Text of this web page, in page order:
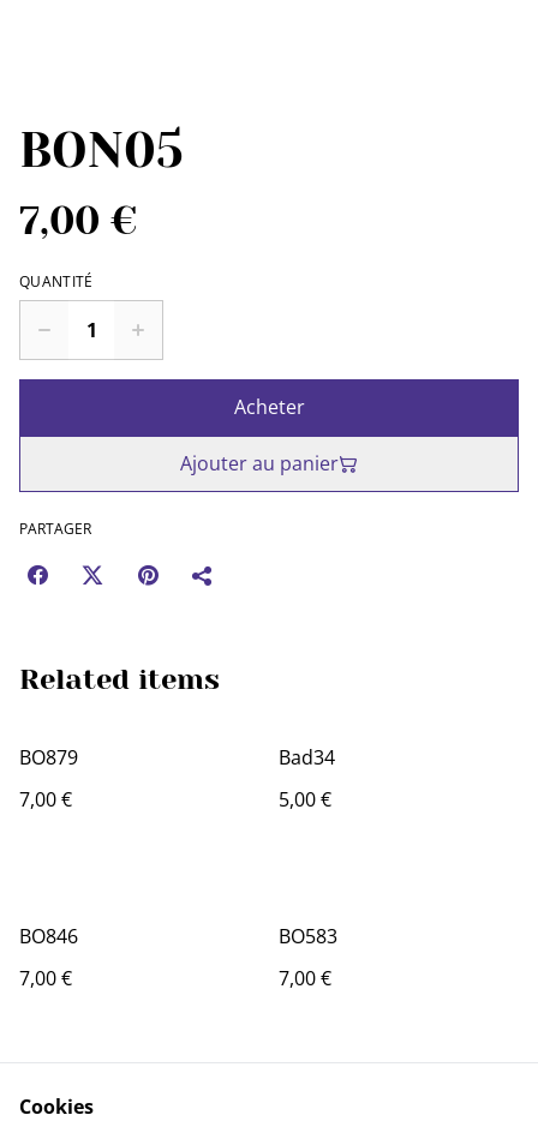
BON05
7,00 €
QUANTITÉ
Acheter
Ajouter au panier
PARTAGER
Related items
BO879
7,00 €
Bad34
5,00 €
BO846
7,00 €
BO583
7,00 €
Cookies